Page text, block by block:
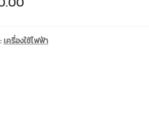
เครื่องใช้ไฟฟ้า